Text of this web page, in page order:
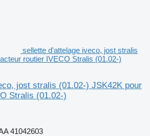
sellette d'attelage iveco, jost stralis
routier IVECO Stralis (01.02-)
jost stralis (01.02-) JSK42K pour
Stralis (01.02-)
41042603